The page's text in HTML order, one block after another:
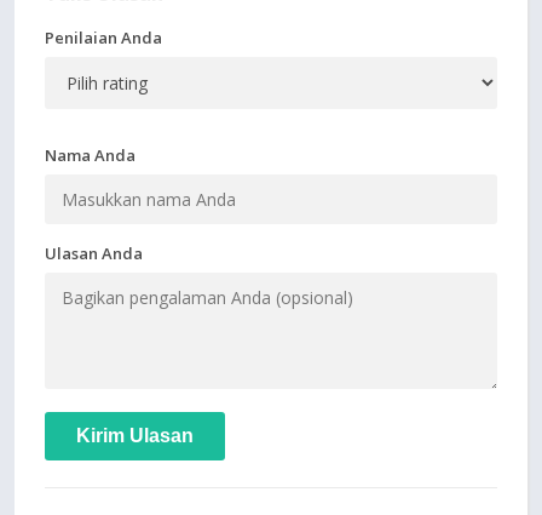
Penilaian Anda
Nama Anda
Ulasan Anda
Kirim Ulasan